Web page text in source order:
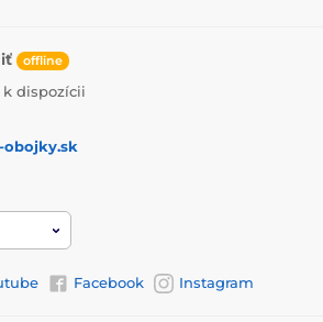
offline
k dispozícii
obojky.sk
Facebook Instagram